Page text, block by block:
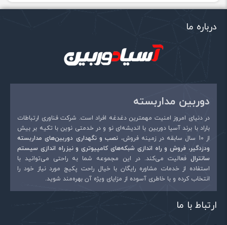
درباره ما
دوربین مداربسته
در دنیای امروز امنیت مهمترین دغدغه افراد است. شرکت فناوری ارتباطات
باراد با برند آسیا دوربین با اندیشه‌ای نو و در خدمتی نوین با تکیه بر بیش
از 10 سال سابقه در زمینه فروش،
نصب و نگهداری دوربین‌های مداربسته
ودزدگیر، فروش و راه اندازی شبکه‌های کامپیوتری و نیزراه اندازی سیستم
سانترال فعالیت می‌کند. در این مجموعه شما به راحتی می‌توانید با
استفاده از خدمات مشاوره رایگان با خیال راحت پکیج مورد نیاز خود را
انتخاب کرده و با خاطری آسوده از مزایای ویژه آن بهره‌مند شوید.
ارتباط با ما